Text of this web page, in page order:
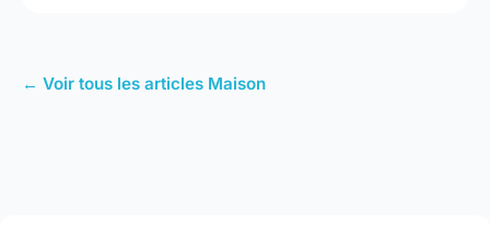
← Voir tous les articles Maison